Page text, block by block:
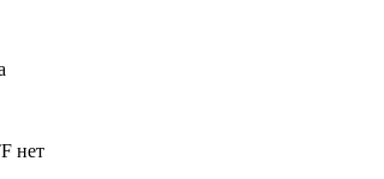
нет